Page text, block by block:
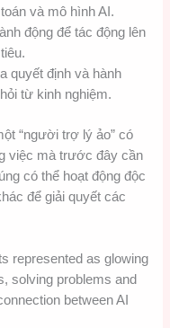
và mô hình AI.
động để tác động lên
quyết định và hành
từ kinh nghiệm.
“người trợ lý ảo” có
việc mà trước đây cần
có thể hoạt động độc
để giải quyết các